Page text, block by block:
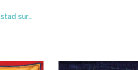
De la tempestad surgieron….